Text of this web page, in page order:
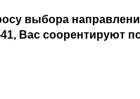
выбора
Вас соорентируют